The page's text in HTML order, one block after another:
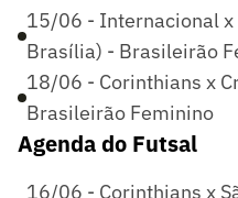
15/06 - Internacional x
Brasília) - Brasileirão
18/06 - Corinthians x
Brasileirão Feminino
Agenda do Futsal
16/06 - Corinthians x